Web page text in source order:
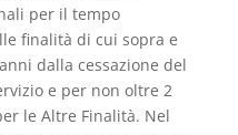
per il tempo
finalità di cui sopra e
dalla cessazione del
e per non oltre 2
le Altre Finalità. Nel